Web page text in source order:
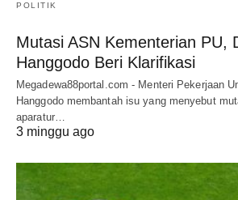
POLITIK
Mutasi ASN Kementerian PU,
Hanggodo Beri Klarifikasi
Megadewa88portal.com - Menteri Pekerjaan
Hanggodo membantah isu yang menyebut
aparatur…
3 minggu ago